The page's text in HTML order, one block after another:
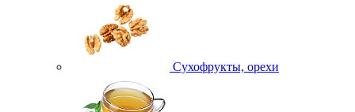
Сухофрукты, орехи